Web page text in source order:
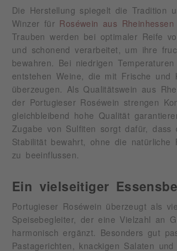
Die Herstellung spiegelt die Tradition
Winzer für
Roséwein aus Rheinhessen
Trauben werden bei optimaler Reife
und schonend verarbeitet, um ihre
bewahren. Bei niedrigen Temperaturen
entstehen Weine, die mit Frische und
überzeugen. Als Qualitätswein aus
der Portugieser Roséwein strengen
gleichbleibend hohe Qualität
Zugabe von Sulfiten sorgt dafür, dass
Stabilität bewahrt, ohne die natürliche
zu beeinflussen.
Ein vielseitiger
Portugieser Roséwein überzeugt als
Speisebegleiter, der eine Vielzahl an
harmonisch ergänzt. Besonders gut
Pastagerichten, knackigen Salaten und